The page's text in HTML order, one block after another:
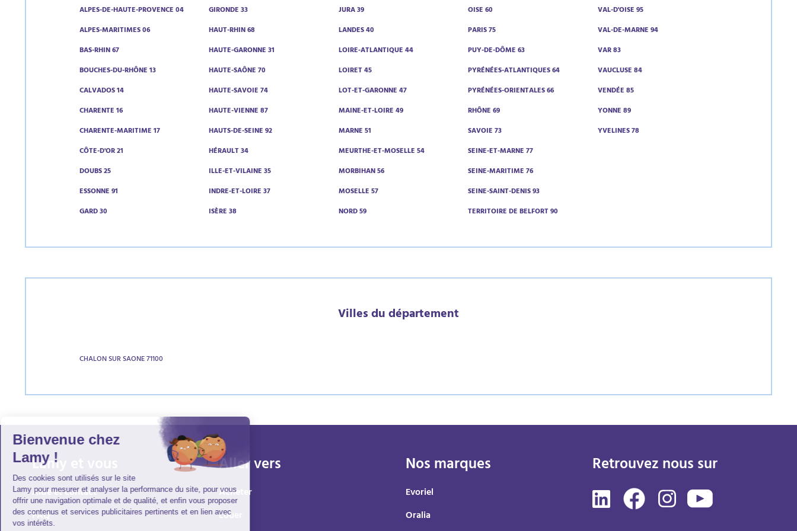
ALPES-DE-HAUTE-PROVENCE 04
ALPES-MARITIMES 06
BAS-RHIN 67
BOUCHES-DU-RHÔNE 13
CALVADOS 14
CHARENTE 16
CHARENTE-MARITIME 17
CÔTE-D'OR 21
DOUBS 25
ESSONNE 91
GARD 30
GIRONDE 33
HAUT-RHIN 68
HAUTE-GARONNE 31
HAUTE-SAÔNE 70
HAUTE-SAVOIE 74
HAUTE-VIENNE 87
HAUTS-DE-SEINE 92
HÉRAULT 34
ILLE-ET-VILAINE 35
INDRE-ET-LOIRE 37
ISÈRE 38
JURA 39
LANDES 40
LOIRE-ATLANTIQUE 44
LOIRET 45
LOT-ET-GARONNE 47
MAINE-ET-LOIRE 49
MARNE 51
MEURTHE-ET-MOSELLE 54
MORBIHAN 56
MOSELLE 57
NORD 59
OISE 60
PARIS 75
PUY-DE-DÔME 63
PYRÉNÉES-ATLANTIQUES 64
PYRÉNÉES-ORIENTALES 66
RHÔNE 69
SAVOIE 73
SEINE-ET-MARNE 77
SEINE-MARITIME 76
SEINE-SAINT-DENIS 93
TERRITOIRE DE BELFORT 90
VAL-D'OISE 95
VAL-DE-MARNE 94
VAR 83
VAUCLUSE 84
VENDÉE 85
YONNE 89
YVELINES 78
Villes du département
CHALON SUR SAONE 71100
Lamy et vous
Aide et contact
FAQ
Aller vers
Acheter
Louer
Nos marques
Evoriel
Oralia
Retrouvez nous sur